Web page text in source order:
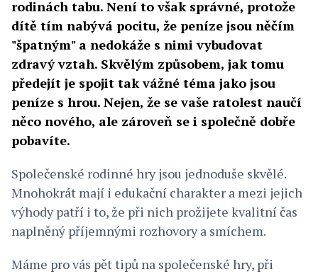
rodinách tabu. Není to však správné, protože
dítě tím nabývá pocitu, že peníze jsou něčím
"špatným" a nedokáže s nimi vybudovat
zdravý vztah. Skvělým způsobem, jak tomu
předejít je spojit tak vážné téma jako jsou
peníze s hrou. Nejen, že se vaše ratolest naučí
něco nového, ale zároveň se i společně dobře
pobavíte.
Společenské rodinné hry jsou jednoduše skvělé.
Mnohokrát mají i edukační charakter a mezi jejich
výhody patří i to, že při nich prožijete kvalitní čas
naplněný příjemnými rozhovory a smíchem.
Máme pro vás pět tipů na společenské hry, při